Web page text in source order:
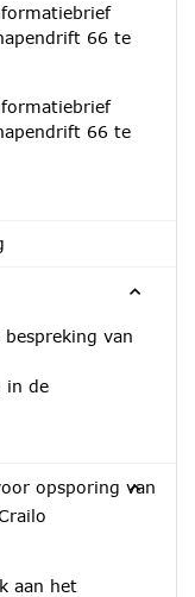
66 te
66 te
van
in de
opsporing van
aan het